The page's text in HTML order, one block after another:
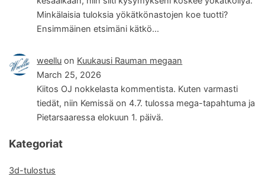
Minkälaisia tuloksia yökätkönastojen koe tuotti?
Ensimmäinen etsimäni kätkö…
weellu on Kuukausi Rauman megaan
March 25, 2026
Kiitos OJ nokkelasta kommentista. Kuten varmasti
tiedät, niin Kemissä on 4.7. tulossa mega-tapahtuma ja
Pietarsaaressa elokuun 1. päivä.
Kategoriat
3d-tulostus